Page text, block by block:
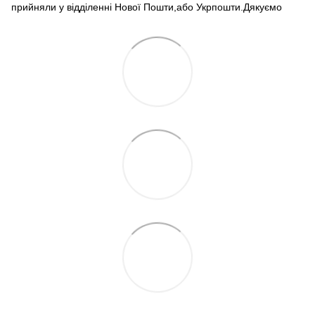
прийняли у відділенні Нової Пошти,або Укрпошти.Дякуємо